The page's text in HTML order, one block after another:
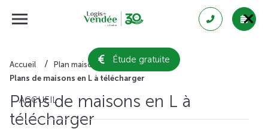
Étude gratuite
ACCUEIL
Accueil
Plan maison gratuit
Plans de maisons en L à télécharger
Plans de maisons en L à
télécharger